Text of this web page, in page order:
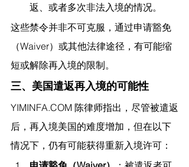
返、或者多次非法入境的情况。
这些禁令并非不可克服，通过申请豁免
（Waiver）或其他法律途径，有可能缩
短或解除再入境的限制。
三、美国遣返再入境的可能性
YIMINFA.COM 陈律师指出， 尽管被遣返
后，再入境美国的难度增加，但在以下
情况下，仍有可能获得重新入境许可：